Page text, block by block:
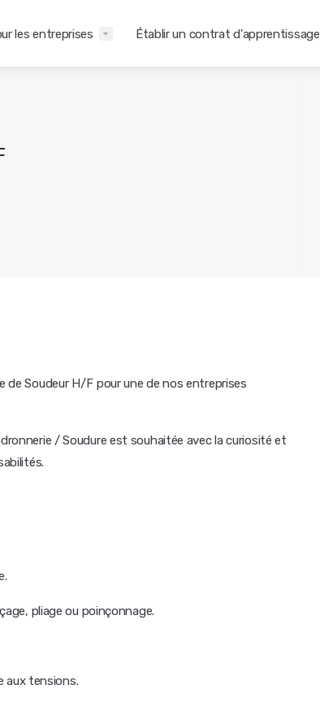
les entreprises Établir un contrat d'apprentissage
de Soudeur H/F pour une de nos entreprises
/ Soudure est souhaitée avec la curiosité et
pliage ou poinçonnage.
aux tensions.